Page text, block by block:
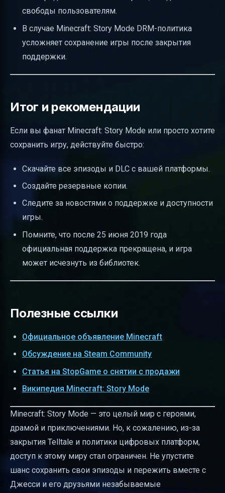
свободы пользователям.
В случае Minecraft: Story Mode DRM-политика
усложняет сохранение игры после закрытия
поддержки.
Итог и рекомендации
Если вы фанат Minecraft: Story Mode или просто хотите
сохранить игру, действуйте быстро:
Скачайте все эпизоды и DLC с вашей платформы.
Создайте резервные копии.
Следите за новостями о поддержке и доступности
игры.
Помните, что после 25 июня 2019 года
официальная поддержка прекращена, и игра
может исчезнуть из библиотек.
Полезные ссылки
Официальное объявление Minecraft
Обсуждение на Steam Community
Статья на StopGame о снятии с продажи
Википедия Minecraft: Story Mode
Minecraft: Story Mode — это целый мир с героями,
драмой и приключениями. Но, к сожалению, из-за
закрытия Telltale и политики цифровых платформ,
доступ к этому миру стал ограничен. Не упустите
шанс сохранить свои эпизоды и пережить вместе с
Джесси и его друзьями незабываемые